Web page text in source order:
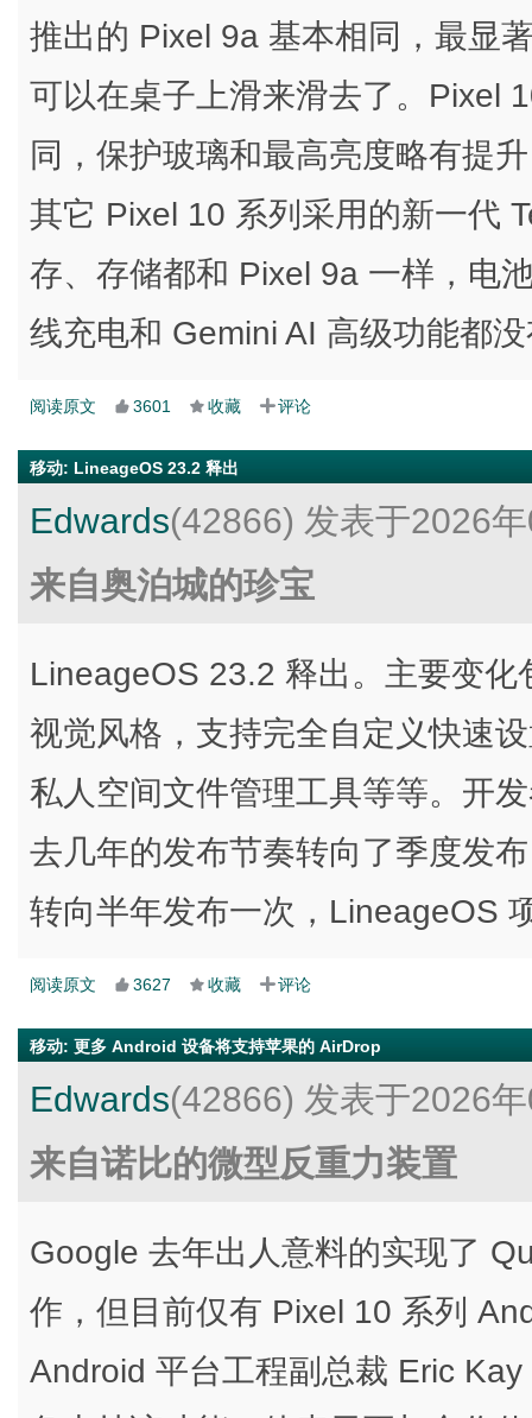
推出的 Pixel 9a 基本相同，最显
可以在桌子上滑来滑去了。Pixel
同，保护玻璃和最高亮度略有提
其它 Pixel 10 系列采用的新一代
存、存储都和 Pixel 9a 一样，电
线充电和 Gemini AI 高级功能都
阅读原文 3601 收藏 评论
移动: LineageOS 23.2 释出
Edwards(42866) 发表于2026
来自奥泊城的珍宝
LineageOS 23.2 释出。主要变
视觉风格，支持完全自定义快速
私人空间文件管理工具等等。开
去几年的发布节奏转向了季度发
转向半年发布一次，LineageOS
阅读原文 3627 收藏 评论
移动: 更多 Android 设备将支持苹果的 AirDrop
Edwards(42866) 发表于2026
来自诺比的微型反重力装置
Google 去年出人意料的实现了
作，但目前仅有 Pixel 10 系列
Android 平台工程副总裁 Eric